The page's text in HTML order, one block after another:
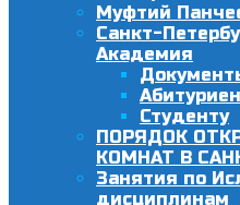
Муфтий
Санкт-
Академия
Студенту
ПОРЯДОК
КОМНАТ В
Занятия по
дисциплинам